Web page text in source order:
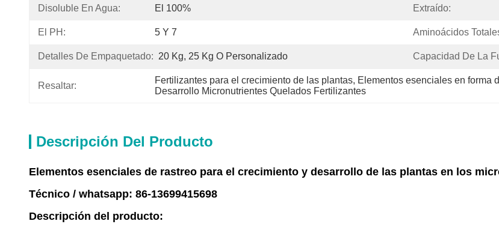
Disoluble En Agua: El 100% Extraído:
El PH: 5 Y 7 Aminoácidos
Detalles De Empaquetado: 20 Kg, 25 Kg O Personalizado Capacidad De La
Resaltar:
Fertilizantes para el crecimiento de las plantas, Elementos esenciales en forma
Desarrollo Micronutrientes Quelados Fertilizantes
Descripción Del Producto
Elementos esenciales de rastreo para el crecimiento y desarrollo de las plantas en los
Técnico / whatsapp: 86-13699415698
Descripción del producto: